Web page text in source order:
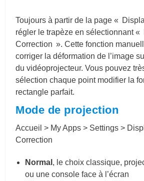
Toujours à partir de la page «
régler le trapèze en sélectionnant «
Correction ». Cette fonction
corriger la déformation de l’image
du vidéoprojecteur. Vous pouvez
sélection chaque point modifier la
rectangle parfait.
Mode de projection
Accueil > My Apps > Settings >
Correction
Normal , le choix classique,
ou une console face à l’écran